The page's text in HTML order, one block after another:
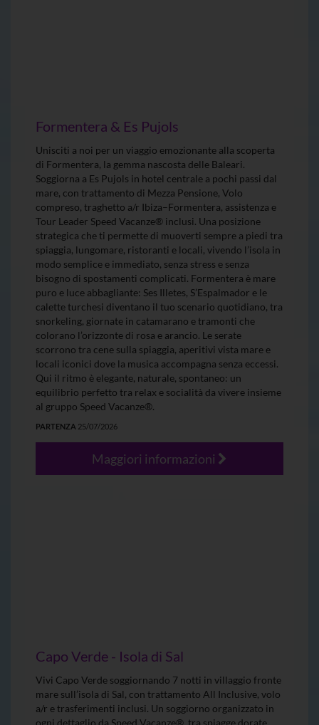
Formentera & Es Pujols
Unisciti a noi per un viaggio emozionante alla scoperta
di Formentera, la gemma nascosta delle Baleari.
Soggiorna a Es Pujols in hotel centrale a pochi passi dal
mare, con trattamento di Mezza Pensione, Volo
compreso, traghetto a/r Ibiza–Formentera, assistenza e
Tour Leader Speed Vacanze® inclusi. Una posizione
strategica che ti permette di muoverti sempre a piedi tra
spiaggia, lungomare, ristoranti e locali, vivendo l’isola in
modo semplice e immediato, senza stress e senza
bisogno di spostamenti complicati. Formentera è mare
puro e luce abbagliante: Ses Illetes, S’Espalmador e le
calette turchesi diventano il tuo scenario quotidiano, tra
snorkeling, giornate in catamarano e tramonti che
colorano l’orizzonte di rosa e arancio. Le serate
scorrono tra cene sulla spiaggia, aperitivi vista mare e
locali iconici dove la musica accompagna senza eccessi.
Qui il ritmo è elegante, naturale, spontaneo: un
equilibrio perfetto tra relax e socialità da vivere insieme
al gruppo Speed Vacanze®.
PARTENZA 25/07/2026
Maggiori informazioni
Capo Verde - Isola di Sal
Vivi Capo Verde soggiornando 7 notti in villaggio fronte
mare sull’isola di Sal, con trattamento All Inclusive, volo
a/r e trasferimenti inclusi. Un soggiorno organizzato in
ogni dettaglio da Speed Vacanze®, tra spiagge dorate,